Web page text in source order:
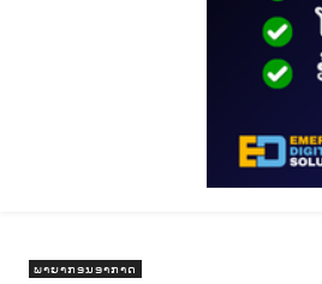
ພາຍາກອນອາກາດ